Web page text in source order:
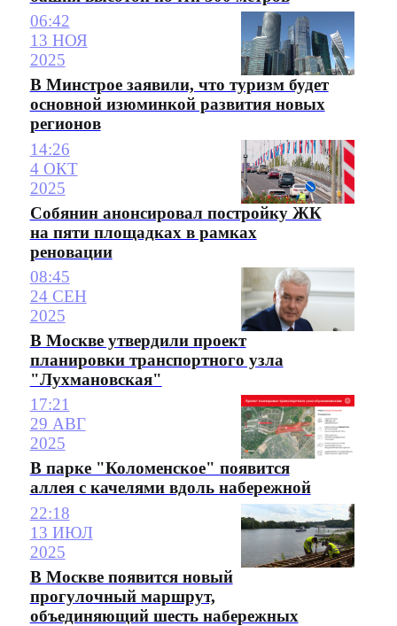
06:42
13 НОЯ
2025
В Минстрое заявили, что туризм будет
основной изюминкой развития новых
регионов
14:26
4 ОКТ
2025
Собянин анонсировал постройку ЖК
на пяти площадках в рамках
реновации
08:45
24 СЕН
2025
В Москве утвердили проект
планировки транспортного узла
"Лухмановская"
17:21
29 АВГ
2025
В парке "Коломенское" появится
аллея с качелями вдоль набережной
22:18
13 ИЮЛ
2025
В Москве появится новый
прогулочный маршрут,
объединяющий шесть набережных